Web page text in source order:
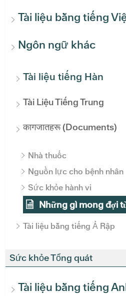
Tài liệu bằng tiếng
Ngôn ngữ khác
Tài liệu tiếng Hàn
Tài Liệu Tiếng Trung
कागजातहरू (Documents)
Nhà thuốc
Nguồn lực cho bệnh nhân
Sức khỏe hành vi
Những gì mong đợi
Tài liệu bằng tiếng Ả Rập
Sức khỏe Tổng quát
Tài liệu bằng tiếng